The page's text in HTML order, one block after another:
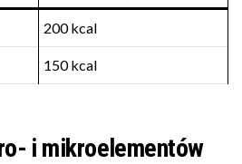
200 kcal
150 kcal
i mikroelementów